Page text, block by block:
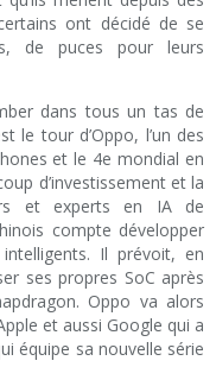
ont décidé de se
de puces pour leurs
dans tous un tas de
le tour d’Oppo, l’un des
et le 4e mondial en
d’investissement et la
et experts en IA de
compte développer
Il prévoit, en
ses propres SoC après
Oppo va alors
et aussi Google qui a
équipe sa nouvelle série